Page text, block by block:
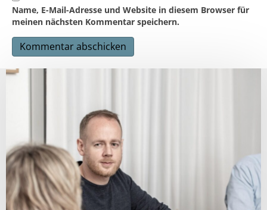
Name, E-Mail-Adresse und Website in diesem Browser für
meinen nächsten Kommentar speichern.
A
t
i
v
e
: